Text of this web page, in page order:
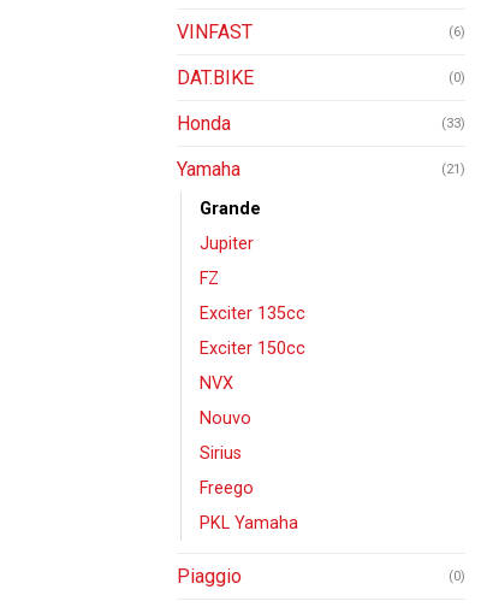
VINFAST (6)
DAT.BIKE (0)
Honda (33)
Yamaha (21)
Grande
Jupiter
FZ
Exciter 135cc
Exciter 150cc
NVX
Nouvo
Sirius
Freego
PKL Yamaha
Piaggio (0)